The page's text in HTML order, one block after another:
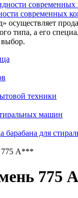
современных
осуществляет
типа, а его
выбор.
техники
машин
барабана для
775 A***
775